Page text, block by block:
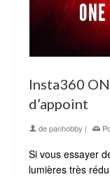
Insta360
d’appoint
depanhobby |
Si vous essayer
lumières très